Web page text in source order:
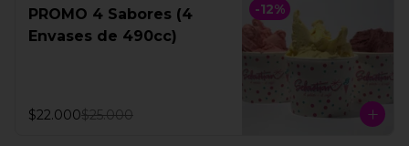
-12%
PROMO 4 Sabores (4
Envases de 490cc)
$22.000$25.000